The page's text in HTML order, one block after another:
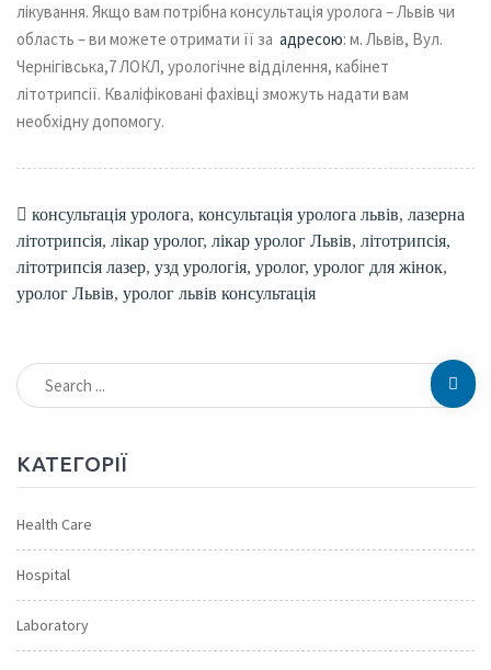
лікування. Якщо вам потрібна консультація уролога – Львів чи
область – ви можете отримати її за адресою: м. Львів, Вул.
Чернігівська,7 ЛОКЛ, урологічне відділення, кабінет
літотрипсії. Кваліфіковані фахівці зможуть надати вам
необхідну допомогу.
консультація уролога, консультація уролога львів, лазерна
літотрипсія, лікар уролог, лікар уролог Львів, літотрипсія,
літотрипсія лазер, узд урологія, уролог, уролог для жінок,
уролог Львів, уролог львів консультація
КАТЕГОРІЇ
Health Care
Hospital
Laboratory